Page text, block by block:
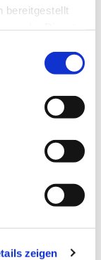
bereitgestellt
zeigen